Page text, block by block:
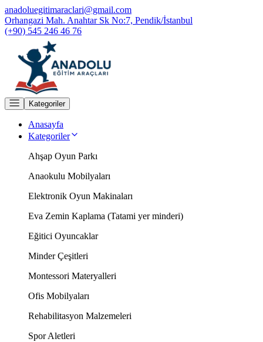
anadoluegitimaraclari@gmail.com
Orhangazi Mah. Anahtar Sk No:7, Pendik/İstanbul
(+90) 545 246 46 76
Kategoriler
Anasayfa
Kategoriler
Ahşap Oyun Parkı
Anaokulu Mobilyaları
Elektronik Oyun Makinaları
Eva Zemin Kaplama (Tatami yer minderi)
Eğitici Oyuncaklar
Minder Çeşitleri
Montessori Materyalleri
Ofis Mobilyaları
Rehabilitasyon Malzemeleri
Spor Aletleri